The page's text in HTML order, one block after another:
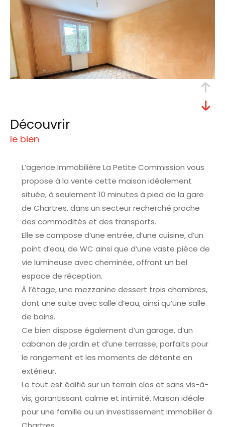
découvrir
le bien
L’agence Immobilière La Petite Commission vous
propose à la vente cette maison idéalement
située, à seulement 10 minutes à pied de la gare
de Chartres, dans un secteur recherché proche
des commodités et des transports.
Elle se compose d’une entrée, d’une cuisine, d’un
point d’eau, de WC ainsi que d’une vaste pièce de
vie lumineuse avec cheminée, offrant un bel
espace de réception.
À l’étage, une mezzanine dessert trois chambres,
dont une suite avec salle d’eau, ainsi qu’une salle
de bains.
Ce bien dispose également d’un garage, d’un
cabanon de jardin et d’une terrasse, parfaits pour
le rangement et les moments de détente en
extérieur.
Le tout est édifié sur un terrain clos et sans vis-à-
vis, garantissant calme et intimité. Maison idéale
pour une famille ou un investissement immobilier à